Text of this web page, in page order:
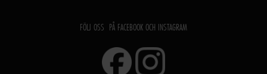
FÖLJ OSS PÅ FACEBOOK OCH INSTAGRAM